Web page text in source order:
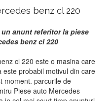
benz cl 220
anunt referitor la piese
benz cl 220
cl 220 este o masina care
probabil motivul din care
moment. parcurile de
Piese auto Mercedes